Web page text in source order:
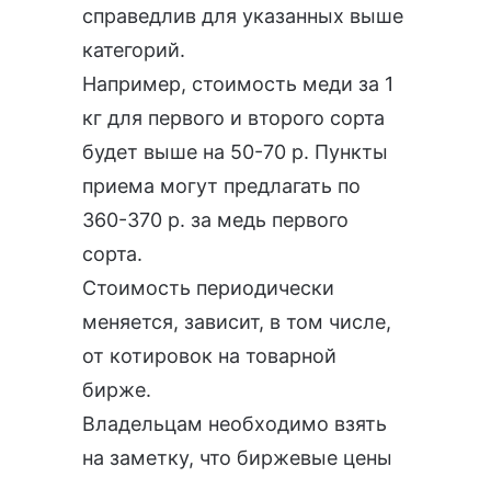
справедлив для указанных выше
категорий.
Например, стоимость меди за 1
кг для первого и второго сорта
будет выше на 50-70 р. Пункты
приема могут предлагать по
360-370 р. за медь первого
сорта.
Стоимость периодически
меняется, зависит, в том числе,
от котировок на товарной
бирже.
Владельцам необходимо взять
на заметку, что биржевые цены